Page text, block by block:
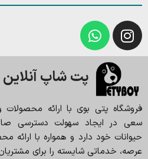
پت شاپ
فروشگاه پتی بوی با ارائه محصولات
سعی در ایجاد سهولت دسترسی
حیوانات خود دارد و همواره با ارائه
عرصه، خدماتی شایسته را برای